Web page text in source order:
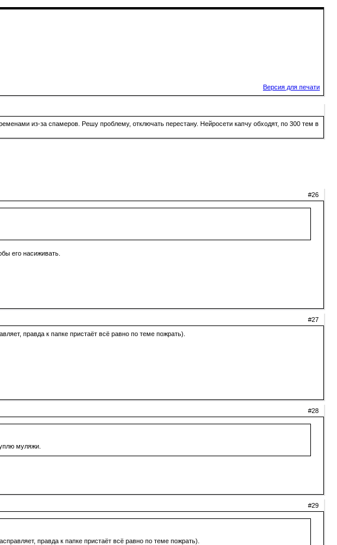
Версия для печати
из-за спамеров. Решу проблему, отключать перестану. Нейросети капчу обходят, по 300 тем в
#26
его насиживать.
#27
правда к папке пристаёт всё равно по теме пожрать).
#28
муляжи.
#29
правда к папке пристаёт всё равно по теме пожрать).